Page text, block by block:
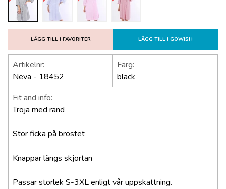
LÄGG TILL I FAVORITER LÄGG TILL I GOWISH
Artikelnr:
Neva - 18452
Färg:
black
Fit and info:
Tröja med rand
Stor ficka på bröstet
Knappar längs skjortan
Passar storlek S-3XL enligt vår uppskattning.